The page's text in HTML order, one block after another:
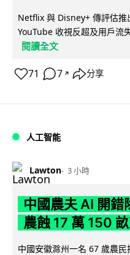
Netflix 與 Disney+ 傳評估推
YouTube 收視反超及用戶流
閱讀全文
71 7 ↗ 分享
人工智能
Lawton 3 小時
中國農夫 AI 開錯
農蝕 17 萬 150
中國安徽滁州一名 67 歲農